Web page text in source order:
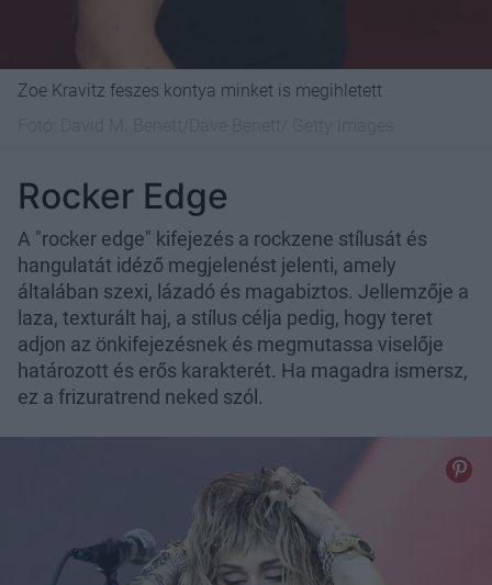
Zoe Kravitz feszes kontya minket is megihletett
Rocker Edge
A "rocker edge" kifejezés a rockzene stílusát és
hangulatát idéző megjelenést jelenti, amely
általában szexi, lázadó és magabiztos. Jellemzője a
laza, texturált haj, a stílus célja pedig, hogy teret
adjon az önkifejezésnek és megmutassa viselője
határozott és erős karakterét. Ha magadra ismersz,
ez a frizuratrend neked szól.